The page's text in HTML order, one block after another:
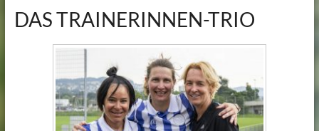
DAS TRAINERINNEN-TRIO